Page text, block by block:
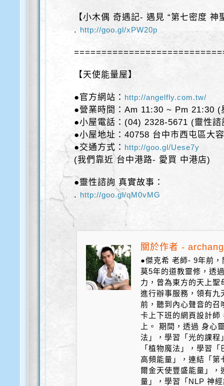
【小木偶 奇遇記- 遇見 “第七密度 神
. http://goo.gl/xPW20p
【天使能量屋】
●官方網站： http://angelfly.com.tw/
●營業時間：Am 11:30 ~ Pm 21:30 (
●小屋電話：(04) 2328-5671 (靈性
●小屋地址：40758 台中市西屯區大
●交通方式： http://goo.gl/Uese7y
(我們靠近 台中港路- 愛買 中港店)
●靈性諮詢 真實故事：
. http://goo.gl/qM0vMG
關於作者 -
●傑克希 老師- 9年前
莫5年的道教靈修，透
力，曾為東方的天上
進行辦事服務，領有
前，聽到內心聲音的召
卡上下班的網頁設計師
上。 期間，透過 身心
法」，學習「光的課程
「植物魔法」，學習
高頻能量」，連結「第
爾金天使豐盛能量」，
量」，學習「NLP 神